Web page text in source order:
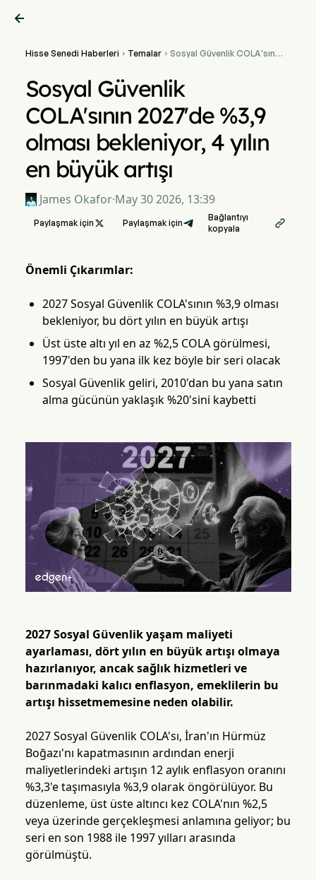

Hisse Senedi Haberleri  Temalar Sosyal Güvenlik COLA'sının
artışı
Sosyal Güvenlik
COLA'sının 2027'de %3,9
olması bekleniyor, 4 yılın
en büyük artışı
James Okafor·May 30 2026, 13:39
Paylaşmak için  Paylaşmak için
Bağlantıyı
kopyala

Önemli Çıkarımlar:
2027 Sosyal Güvenlik COLA'sının %3,9 olması
bekleniyor, bu dört yılın en büyük artışı
Üst üste altı yıl en az %2,5 COLA görülmesi,
1997'den bu yana ilk kez böyle bir seri olacak
Sosyal Güvenlik geliri, 2010'dan bu yana satın
alma gücünün yaklaşık %20'sini kaybetti
2027 Sosyal Güvenlik yaşam maliyeti
ayarlaması, dört yılın en büyük artışı olmaya
hazırlanıyor, ancak sağlık hizmetleri ve
barınmadaki kalıcı enflasyon, emeklilerin bu
artışı hissetmemesine neden olabilir.
2027 Sosyal Güvenlik COLA'sı, İran'ın Hürmüz
Boğazı'nı kapatmasının ardından enerji
maliyetlerindeki artışın 12 aylık enflasyon oranını
%3,3'e taşımasıyla %3,9 olarak öngörülüyor. Bu
düzenleme, üst üste altıncı kez COLA'nın %2,5
veya üzerinde gerçekleşmesi anlamına geliyor; bu
seri en son 1988 ile 1997 yılları arasında
görülmüştü.